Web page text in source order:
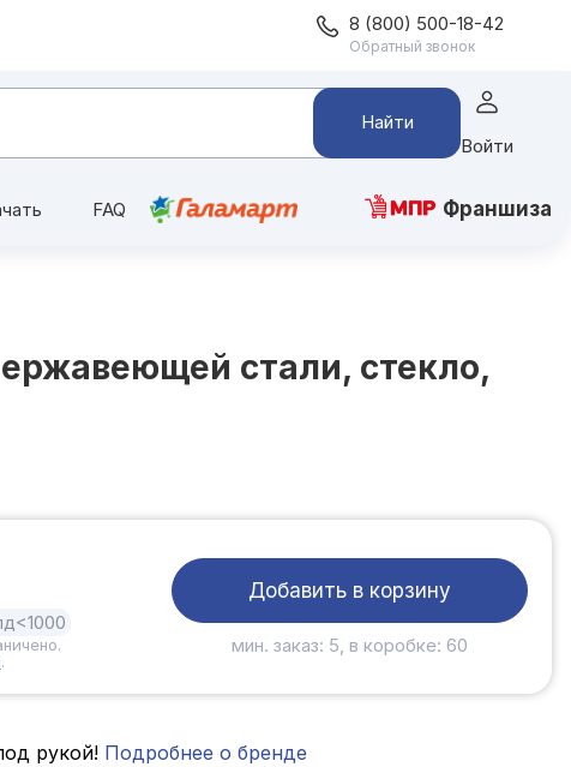
8 (800) 500-18-42
Обратный звонок
Найти
Войти
FAQ Франшиза
стали, стекло,
<1000
.
Добавить в корзину
мин. заказ: 5, в коробке: 60
рукой! Подробнее о бренде